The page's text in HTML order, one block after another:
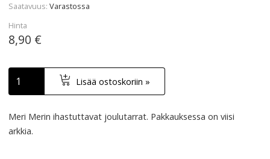
Saatavuus Varastossa
Hinta
8,90 €
Lisää ostoskoriin »
Meri Merin ihastuttavat joulutarrat. Pakkauksessa on viisi
arkkia.